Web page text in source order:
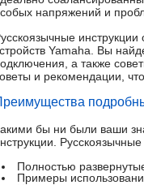
напряжений и
Yamaha. Вы
а также
и рекомендации,
бы ни были ваши
Полностью
Примеры